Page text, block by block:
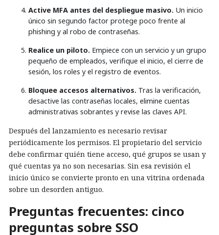
Active MFA antes del despliegue masivo. Un inicio
único sin segundo factor protege poco frente al
phishing y al robo de contraseñas.
Realice un piloto. Empiece con un servicio y un grupo
pequeño de empleados, verifique el inicio, el cierre de
sesión, los roles y el registro de eventos.
Bloquee accesos alternativos. Tras la verificación,
desactive las contraseñas locales, elimine cuentas
administrativas sobrantes y revise las claves API.
Después del lanzamiento es necesario revisar
periódicamente los permisos. El propietario del servicio
debe confirmar quién tiene acceso, qué grupos se usan y
qué cuentas ya no son necesarias. Sin esa revisión el
inicio único se convierte pronto en una vitrina ordenada
sobre un desorden antiguo.
Preguntas frecuentes: cinco
preguntas sobre SSO